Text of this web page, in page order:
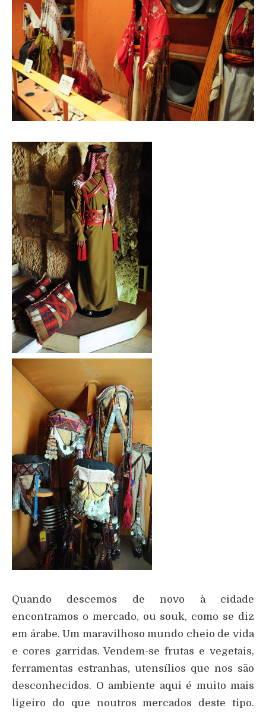
Quando descemos de novo à cidade
encontramos o mercado, ou souk, como se diz
em árabe. Um maravilhoso mundo cheio de vida
e cores garridas. Vendem-se frutas e vegetais,
ferramentas estranhas, utensílios que nos são
desconhecidos. O ambiente aqui é muito mais
ligeiro do que noutros mercados deste tipo.